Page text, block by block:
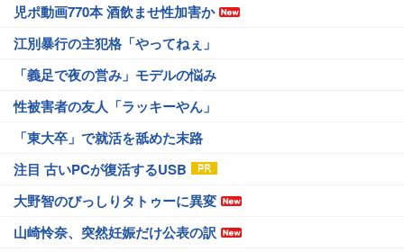
児ポ動画770本 酒飲ませ性加害か
江別暴行の主犯格「やってねぇ」
「義足で夜の営み」モデルの悩み
性被害者の友人「ラッキーやん」
「東大卒」で就活を舐めた末路
注目 古いPCが復活するUSB
大野智のびっしりタトゥーに異変
山崎怜奈、突然妊娠だけ公表の訳